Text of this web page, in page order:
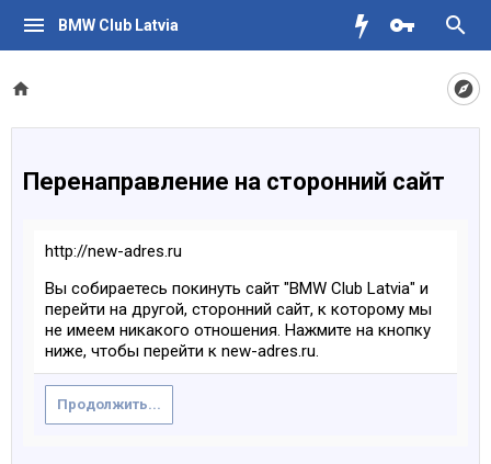
BMW Club Latvia
Перенаправление на сторонний сайт
http://new-adres.ru
Вы собираетесь покинуть сайт "BMW Club Latvia" и
перейти на другой, сторонний сайт, к которому мы
не имеем никакого отношения. Нажмите на кнопку
ниже, чтобы перейти к new-adres.ru.
Продолжить...